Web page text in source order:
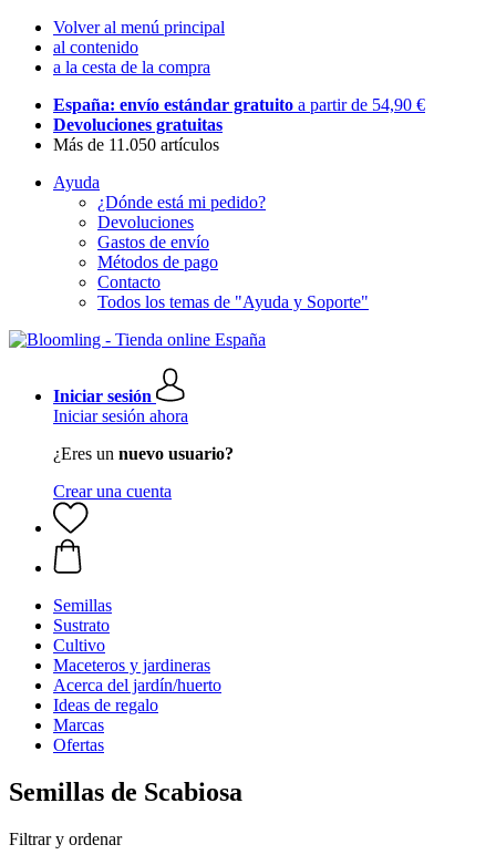
Volver al menú principal
al contenido
a la cesta de la compra
España: envío estándar gratuito a partir de 54,90 €
Devoluciones gratuitas
Más de 11.050 artículos
Ayuda
¿Dónde está mi pedido?
Devoluciones
Gastos de envío
Métodos de pago
Contacto
Todos los temas de "Ayuda y Soporte"
Iniciar sesión
Iniciar sesión ahora
¿Eres un nuevo usuario?
Crear una cuenta
Semillas
Sustrato
Cultivo
Maceteros y jardineras
Acerca del jardín/huerto
Ideas de regalo
Marcas
Ofertas
Semillas de Scabiosa
Filtrar y ordenar